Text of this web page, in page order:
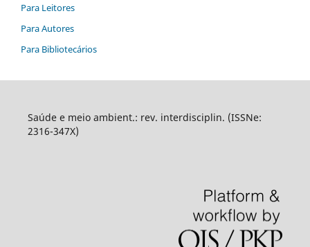
Para Leitores
Para Autores
Para Bibliotecários
Saúde e meio ambient.: rev. interdisciplin. (ISSNe:
2316-347X)